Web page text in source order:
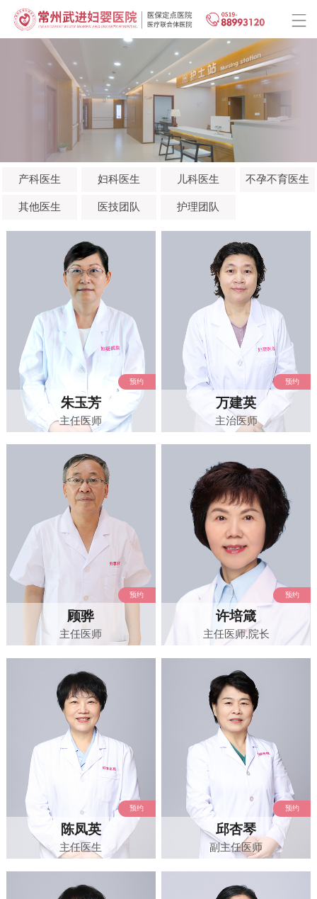
产科医生 妇科医生 儿科医生 不孕不育医生
其他医生 医技团队 护理团队
预约
朱玉芳
主任医师
预约
万建英
主治医师
预约
顾骅
主任医师
预约
许培箴
主任医师,院长
预约
陈凤英
主任医生
预约
邱杏琴
副主任医师